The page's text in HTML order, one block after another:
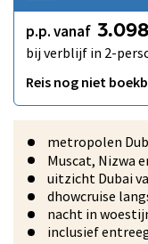
p.p. vanaf 3.098
bij verblijf in 2-
Reis nog niet
metropolen
Muscat, Nizwa
uitzicht Dubai
dhowcruise
nacht in
inclusief